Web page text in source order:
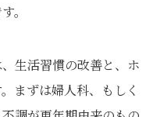
。
生活習慣の改善と、ホ
まずは婦人科、もしく